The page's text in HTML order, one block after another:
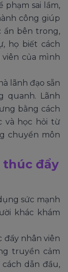
phạm sai lầm,
công giúp
ẩn bên trong,
họ biết cách
của mình
lãnh đạo sẵn
quanh. Lãnh
bằng cách
và học hỏi từ
chuyển môn
thúc đẩy
sức mạnh
khác khám
đẩy nhân viên
truyền cảm
dẫn đầu,